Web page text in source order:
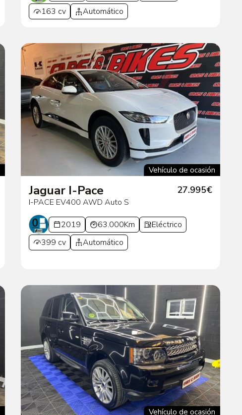
163 cv
Automático
Vehículo de ocasión
Jaguar I-Pace
I-PACE EV400 AWD Auto S
27.995€
2019 63.000Km
Eléctrico
399 cv
Automático
Vehículo de ocasión